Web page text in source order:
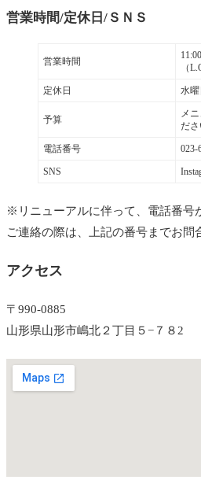
営業時間/定休日/ＳＮＳ
営業時間
（
定休日 水曜
予算
メ
だ
電話番号 023-
SNS
※リニューアルに伴って、電話番号
ご連絡の際は、上記の番号までお問
アクセス
〒990-0885
山形県山形市嶋北２丁目５−７８2